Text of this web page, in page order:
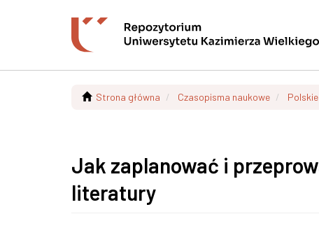
Strona główna Czasopisma naukowe
Jak zaplanować i
literatury